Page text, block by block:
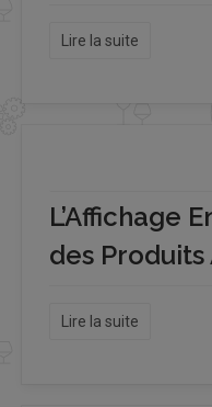
Lire la suite
L’Affichage
des
Lire la suite